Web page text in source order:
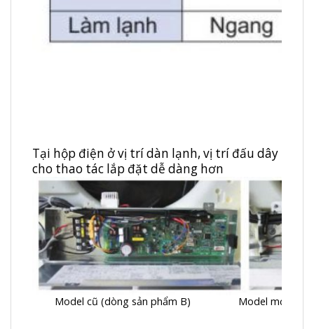
Tại hộp điện ở vị trí dàn lạnh, vị trí đấu dây
cho thao tác lắp đặt dễ dàng hơn
Model cũ (dòng sản phẩm B) Model mới (Dòng